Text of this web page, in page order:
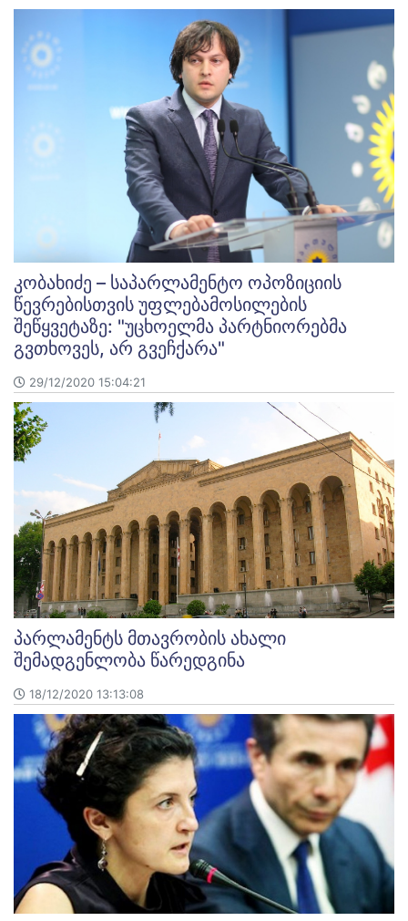
კობახიძე – საპარლამენტო ოპოზიციის
წევრებისთვის უფლებამოსილების
შეწყვეტაზე: "უცხოელმა პარტნიორებმა
გვთხოვეს, არ გვეჩქარა"
29/12/2020 15:04:21
პარლამენტს მთავრობის ახალი
შემადგენლობა წარედგინა
18/12/2020 13:13:08